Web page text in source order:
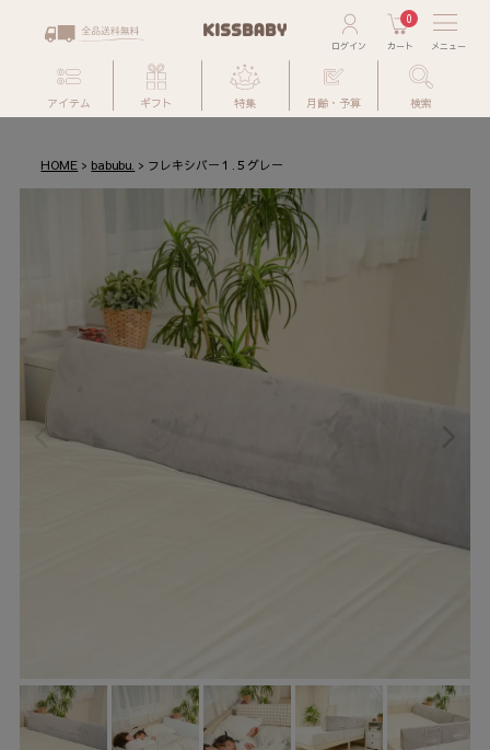
0
アイテム ギフト 特集 月齢・予算 検索
HOME babubu. フレキシバー１.５グレー